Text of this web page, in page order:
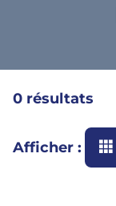
0 résultats
Afficher :